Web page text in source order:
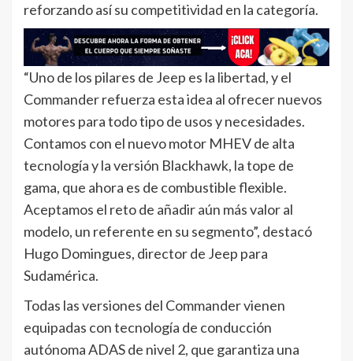
reforzando así su competitividad en la categoría.
“Uno de los pilares de Jeep es la libertad, y el
Commander refuerza esta idea al ofrecer nuevos
motores para todo tipo de usos y necesidades.
Contamos con el nuevo motor MHEV de alta
tecnología y la versión Blackhawk, la tope de
gama, que ahora es de combustible flexible.
Aceptamos el reto de añadir aún más valor al
modelo, un referente en su segmento”, destacó
Hugo Domingues, director de Jeep para
Sudamérica.
Todas las versiones del Commander vienen
equipadas con tecnología de conducción
autónoma ADAS de nivel 2, que garantiza una